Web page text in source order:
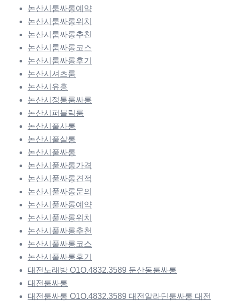
논산시룸싸롱예약
논산시룸싸롱위치
논산시룸싸롱추천
논산시룸싸롱코스
논산시룸싸롱후기
논산시셔츠룸
논산시유흥
논산시정통룸싸롱
논산시퍼블릭룸
논산시풀사롱
논산시풀살롱
논산시풀싸롱
논산시풀싸롱가격
논산시풀싸롱견적
논산시풀싸롱문의
논산시풀싸롱예약
논산시풀싸롱위치
논산시풀싸롱추천
논산시풀싸롱코스
논산시풀싸롱후기
대전노래방 O1O.4832.3589 둔산동룸싸롱
대전룸싸롱
대전룸싸롱 O1O.4832.3589 대전알라딘룸싸롱 대전